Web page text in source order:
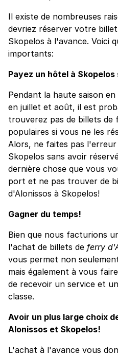
Il existe de nombreuses
devriez réserver votre
Skopelos à l'avance. Voici
importants:
Payez un hôtel à
Pendant la haute saison
en juillet et août, il est
trouverez pas de billets de
populaires si vous ne les
Alors, ne faites pas
Skopelos sans avoir
dernière chose que vous
port et ne pas trouver de
d'Alonissos à Skopelos!
Gagner du temps!
Bien que nous facturions
l'achat de billets de ferry
vous permet non
mais également à vous
de recevoir un service et
classe.
Avoir un plus large choix
Alonissos et Skopelos!
L'achat à l'avance vous